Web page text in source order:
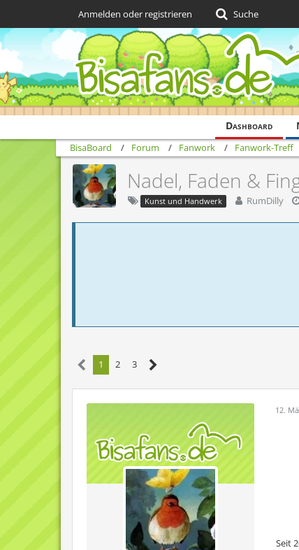
Dashboard
Anmelden oder registrieren Suche
BisaBoard Forum Fanwork Fanwork-Treff
Nadel, Faden &
Kunst und Handwerk RumDilly
1 2 3
12.
Seit